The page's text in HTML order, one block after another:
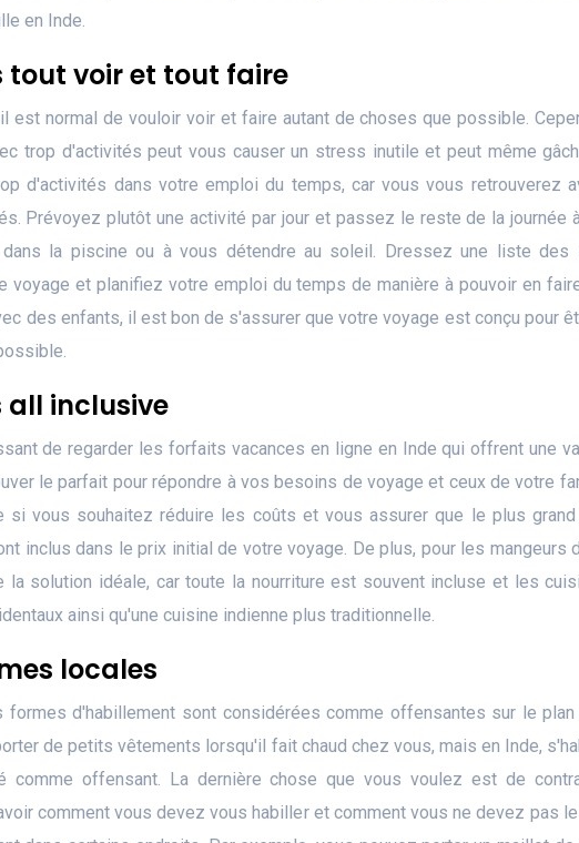
en Inde.
tout voir et tout faire
est normal de vouloir voir et faire autant de choses que possible.
trop d'activités peut vous causer un stress inutile et peut même
d'activités dans votre emploi du temps, car vous vous retrouverez
Prévoyez plutôt une activité par jour et passez le reste de la journée
la piscine ou à vous détendre au soleil. Dressez une liste
voyage et planifiez votre emploi du temps de manière à pouvoir en
des enfants, il est bon de s'assurer que votre voyage est conçu pour
all inclusive
de regarder les forfaits vacances en ligne en Inde qui offrent une
le parfait pour répondre à vos besoins de voyage et ceux de votre
si vous souhaitez réduire les coûts et vous assurer que le plus grand
inclus dans le prix initial de votre voyage. De plus, pour les mangeurs
la solution idéale, car toute la nourriture est souvent incluse et les
ainsi qu'une cuisine indienne plus traditionnelle.
locales
formes d'habillement sont considérées comme offensantes sur le plan
de petits vêtements lorsqu'il fait chaud chez vous, mais en Inde,
comme offensant. La dernière chose que vous voulez est de
comment vous devez vous habiller et comment vous ne devez pas